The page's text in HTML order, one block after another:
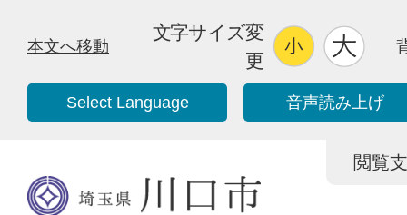
本文へ移動
文字サイズ変
更
Select Language 音声読み上げ
閲覧